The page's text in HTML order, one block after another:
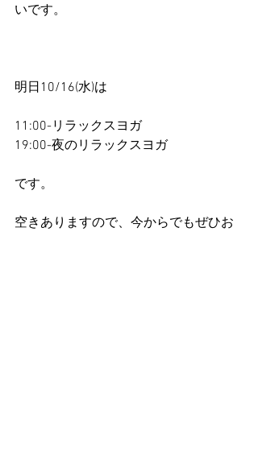
いです。
明日10/16(水)は
11:00-リラックスヨガ
19:00-夜のリラックスヨガ
です。
空きありますので、今からでもぜひお